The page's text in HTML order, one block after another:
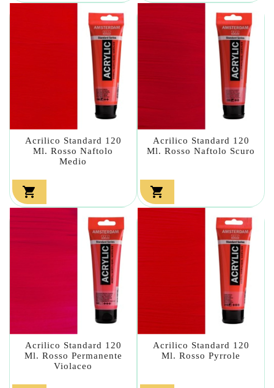
Acrilico Standard 120
Ml. Rosso Naftolo
Medio

Acrilico Standard 120
Ml. Rosso Naftolo Scuro

Acrilico Standard 120
Ml. Rosso Permanente
Violaceo
Acrilico Standard 120
Ml. Rosso Pyrrole